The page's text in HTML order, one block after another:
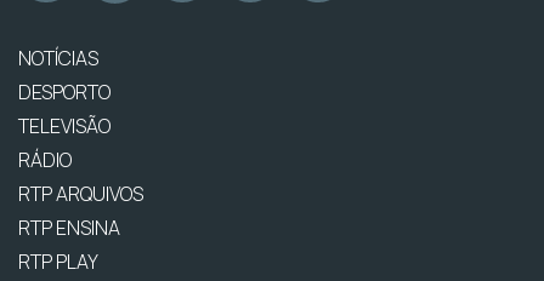
NOTÍCIAS
DESPORTO
TELEVISÃO
RÁDIO
RTP ARQUIVOS
RTP ENSINA
RTP PLAY